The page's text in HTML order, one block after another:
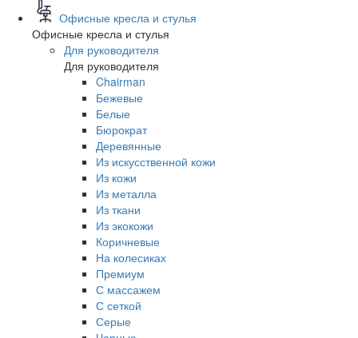
Офисные кресла и стулья
Офисные кресла и стулья
Для руководителя
Для руководителя
Chairman
Бежевые
Белые
Бюрократ
Деревянные
Из искусственной кожи
Из кожи
Из металла
Из ткани
Из экокожи
Коричневые
На колесиках
Премиум
С массажем
С сеткой
Серые